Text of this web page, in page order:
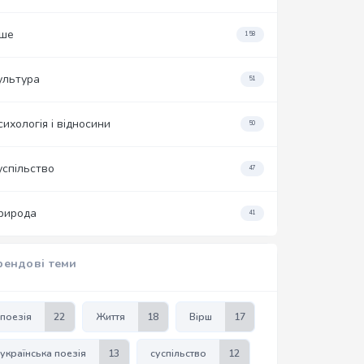
158
51
і відносини 50
47
41
теми
поезія 22 Життя 18 Вірш 17
українська поезія 13 суспільство 12